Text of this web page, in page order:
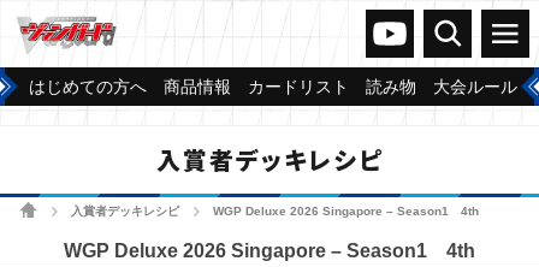
ヴァンガードch
検索 メニュー
はじめての方へ 商品情報 カードリスト 読み物 大会ルール
入賞者デッキレシピ
ホーム 入賞者デッキレシピ WGP Deluxe 2026 Singapore – Season1 4th
WGP Deluxe 2026 Singapore – Season1 4th